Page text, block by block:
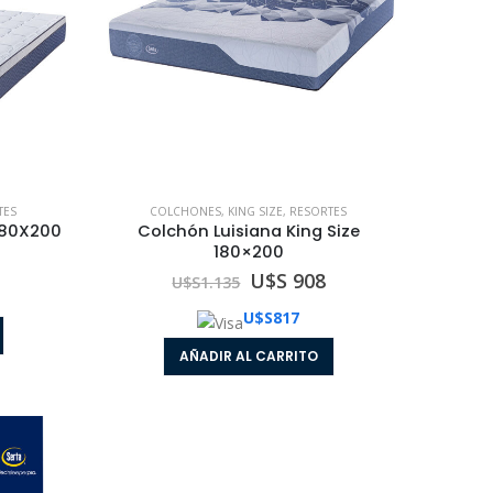
COLCHONES, KING SIZE, RESORTES
Colchón Luisiana King Size
180×200
U$S1.135 U$S 908
U$S817
AÑADIR AL CARRITO
out of 5U$S 536
Colchón con Sommier Box Express Una Plaza 090x190